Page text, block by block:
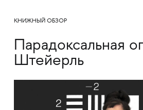
КНИЖНЫЙ ОБЗОР
Парадоксальная
Штейерль